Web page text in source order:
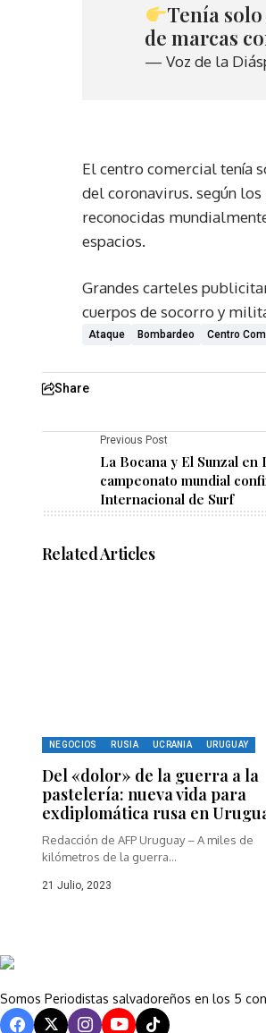
Tenía
de marcas
— Voz de la
El centro comercial tenía
del coronavirus. según
reconocidas
espacios.
Grandes carteles
cuerpos de socorro y
Ataque Bombardeo Centro
Share
Previous Post
La Bocana y El Sunzal
campeonato mundial
Internacional de Surf
Related Articles
NEGOCIOS RUSIA UCRANIA URUGUAY
Del «dolor» de la guerra a la
pastelería: nueva vida para
exdiplomática rusa en
Redacción de AFP Uruguay – A miles de
kilómetros de la guerra...
21 Julio, 2023
Somos Periodistas salvadoreños en los 5